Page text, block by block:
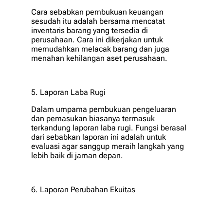
Cara sebabkan pembukuan keuangan
sesudah itu adalah bersama mencatat
inventaris barang yang tersedia di
perusahaan. Cara ini dikerjakan untuk
memudahkan melacak barang dan juga
menahan kehilangan aset perusahaan.
5. Laporan Laba Rugi
Dalam umpama pembukuan pengeluaran
dan pemasukan biasanya termasuk
terkandung laporan laba rugi. Fungsi berasal
dari sebabkan laporan ini adalah untuk
evaluasi agar sanggup meraih langkah yang
lebih baik di jaman depan.
6. Laporan Perubahan Ekuitas